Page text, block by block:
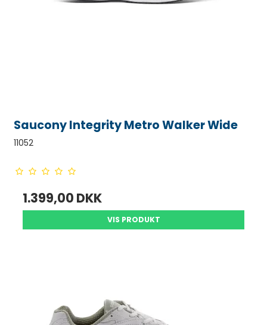
Saucony Integrity Metro Walker Wide
11052
1.399,00 DKK
VIS PRODUKT